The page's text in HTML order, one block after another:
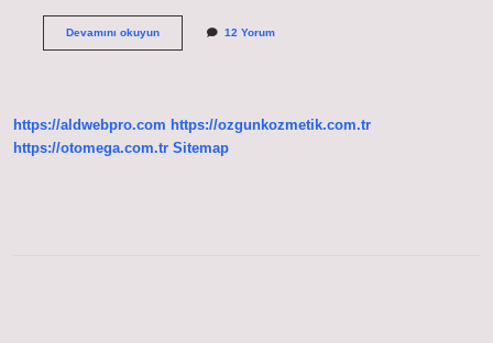
Devamını okuyunKarnıyarık
12 Yorum
https://aldwebpro.com https://ozgunkozmetik.com.tr
https://otomega.com.tr Sitemap